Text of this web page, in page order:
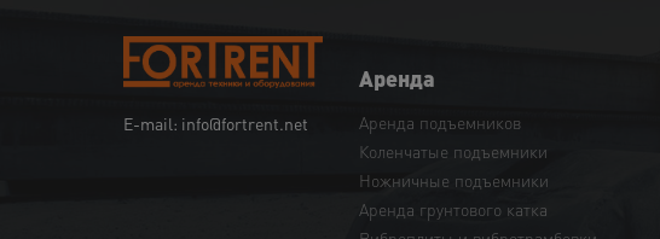
E-mail: info@fortrent.net
Аренда
Аренда подъемников
Коленчатые подъемники
Ножничные подъемники
Аренда грунтового катка